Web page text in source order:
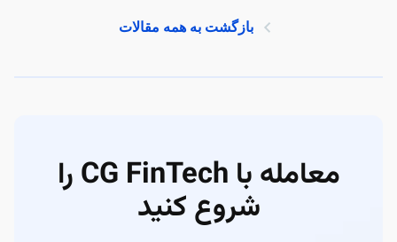
بازگشت به همه مقالات
معامله با CG FinTech را
شروع کنید